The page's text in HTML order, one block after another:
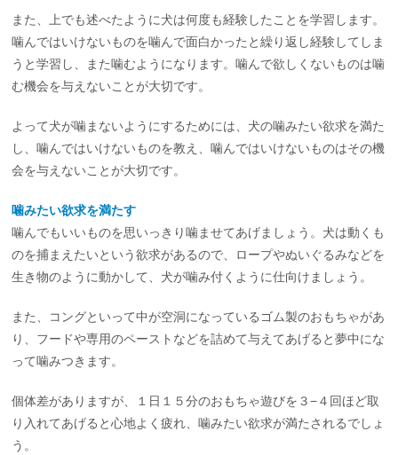
また、上でも述べたように犬は何度も経験したことを学習します。
噛んではいけないものを噛んで面白かったと繰り返し経験してしま
うと学習し、また噛むようになります。噛んで欲しくないものは噛
む機会を与えないことが大切です。
よって犬が噛まないようにするためには、犬の噛みたい欲求を満た
し、噛んではいけないものを教え、噛んではいけないものはその機
会を与えないことが大切です。
噛みたい欲求を満たす
噛んでもいいものを思いっきり噛ませてあげましょう。犬は動くも
のを捕まえたいという欲求があるので、ロープやぬいぐるみなどを
生き物のように動かして、犬が噛み付くように仕向けましょう。
また、コングといって中が空洞になっているゴム製のおもちゃがあ
り、フードや専用のペーストなどを詰めて与えてあげると夢中にな
って噛みつきます。
個体差がありますが、１日１５分のおもちゃ遊びを３−４回ほど取
り入れてあげると心地よく疲れ、噛みたい欲求が満たされるでしょ
う。